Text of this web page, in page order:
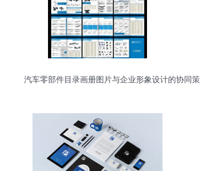
汽车零部件目录画册图片与企业形象设计的协同策